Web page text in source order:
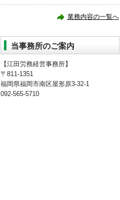
業務内容の一覧へ
当事務所のご案内
【江田労務経営事務所】
〒811-1351
福岡県福岡市南区屋形原3-32-1
092-565-5710